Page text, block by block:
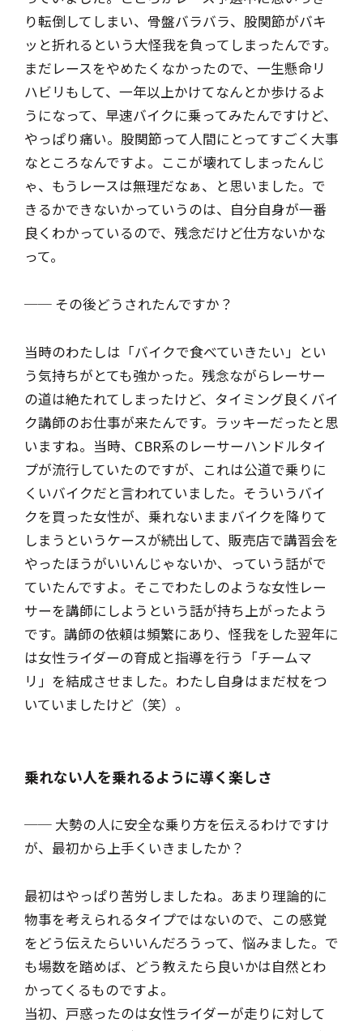
り転倒してしまい、骨盤バラバラ、股関節がバキ
ッと折れるという大怪我を負ってしまったんです。
まだレースをやめたくなかったので、一生懸命リ
ハビリもして、一年以上かけてなんとか歩けるよ
うになって、早速バイクに乗ってみたんですけど、
やっぱり痛い。股関節って人間にとってすごく大事
なところなんですよ。ここが壊れてしまったんじ
ゃ、もうレースは無理だなぁ、と思いました。で
きるかできないかっていうのは、自分自身が一番
良くわかっているので、残念だけど仕方ないかな
って。
── その後どうされたんですか？
当時のわたしは「バイクで食べていきたい」とい
う気持ちがとても強かった。残念ながらレーサー
の道は絶たれてしまったけど、タイミング良くバイ
ク講師のお仕事が来たんです。ラッキーだったと思
いますね。当時、CBR系のレーサーハンドルタイ
プが流行していたのですが、これは公道で乗りに
くいバイクだと言われていました。そういうバイ
クを買った女性が、乗れないままバイクを降りて
しまうというケースが続出して、販売店で講習会を
やったほうがいいんじゃないか、っていう話がで
ていたんですよ。そこでわたしのような女性レー
サーを講師にしようという話が持ち上がったよう
です。講師の依頼は頻繁にあり、怪我をした翌年に
は女性ライダーの育成と指導を行う「チームマ
リ」を結成させました。わたし自身はまだ杖をつ
いていましたけど（笑）。
乗れない人を乗れるように導く楽しさ
── 大勢の人に安全な乗り方を伝えるわけですけ
が、最初から上手くいきましたか？
最初はやっぱり苦労しましたね。あまり理論的に
物事を考えられるタイプではないので、この感覚
をどう伝えたらいいんだろうって、悩みました。で
も場数を踏めば、どう教えたら良いかは自然とわ
かってくるものですよ。
当初、戸惑ったのは女性ライダーが走りに対して